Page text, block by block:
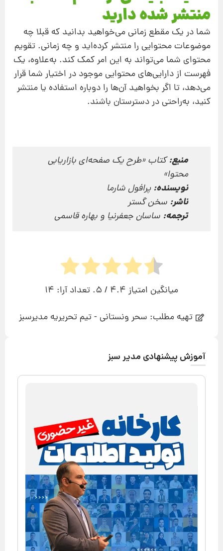
منتشر شده دارید
شما در یک مقطع زمانی می‌خواهید بدانید که قبلا چه
موضوعات محتوایی را منتشر کرده‌اید و چه زمانی. تقویم
محتوای شما می‌تواند به این امر کمک کند. به‌علاوه، یک
فهرست از دارایی‌های محتوایی موجود در اختیار شما قرار
می‌دهد، تا اگر بخواهید آن‌ها را دوباره استفاده یا منتشر
کنید، به‌راحتی در دسترستان باشند.
منبع:کتاب «طرح یک صفحه‌ای بازاریابی
محتوا»
نویسنده: پرافول شارما
ناشر: سخن گستر
ترجمه: ساسان جعفرنیا و بهاره قاسمی
میانگین امتیاز 4.4 / 5. تعداد آرا:
14
تهیه مطلب: سحر ونستانی - تیم تحریریه مدیرسبز
آموزش پیشنهادی مدیر سبز